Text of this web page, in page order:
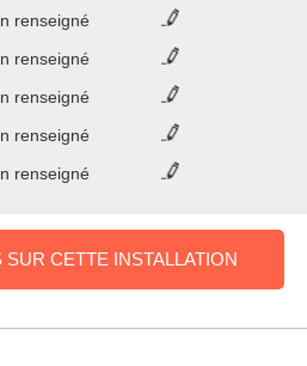
renseigné
renseigné
renseigné
renseigné
renseigné
CETTE INSTALLATION